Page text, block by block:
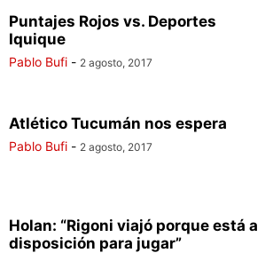
Puntajes Rojos vs. Deportes
Iquique
Pablo Bufi - 2 agosto, 2017
Atlético Tucumán nos espera
Pablo Bufi - 2 agosto, 2017
Holan: “Rigoni viajó porque está a
disposición para jugar”